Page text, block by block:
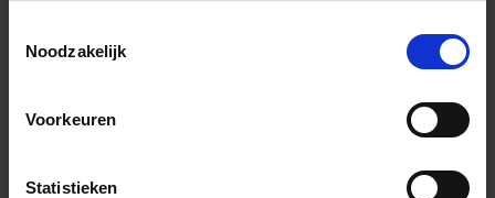
Noodzakelijk
Voorkeuren
Statistieken
Algemene informatie